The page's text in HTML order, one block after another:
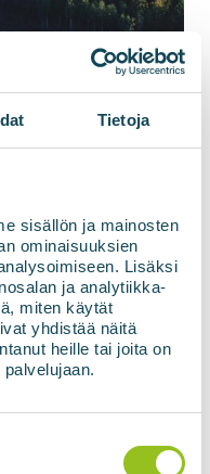
Tietoja
sisällön ja mainosten
ominaisuuksien
Lisäksi
ja analytiikka-
miten käytät
yhdistää näitä
heille tai joita on